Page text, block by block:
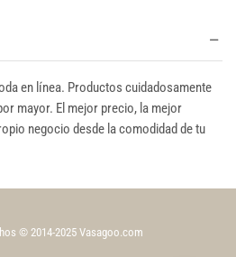
en línea. Productos cuidadosamente
mayor. El mejor precio, la mejor
negocio desde la comodidad de tu
© 2014-2025 Vasagoo.com